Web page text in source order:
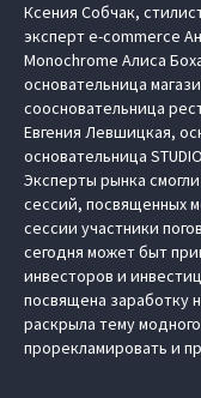
Ксения Собчак,
эксперт e-commerce
Monochrome Алиса
основательница
соосновательница
Евгения Левшицкая,
основательница
Эксперты рынка
сессий, посвященных
сессии участники
сегодня может быт
инвесторов и
посвящена заработку
раскрыла тему
прорекламировать и